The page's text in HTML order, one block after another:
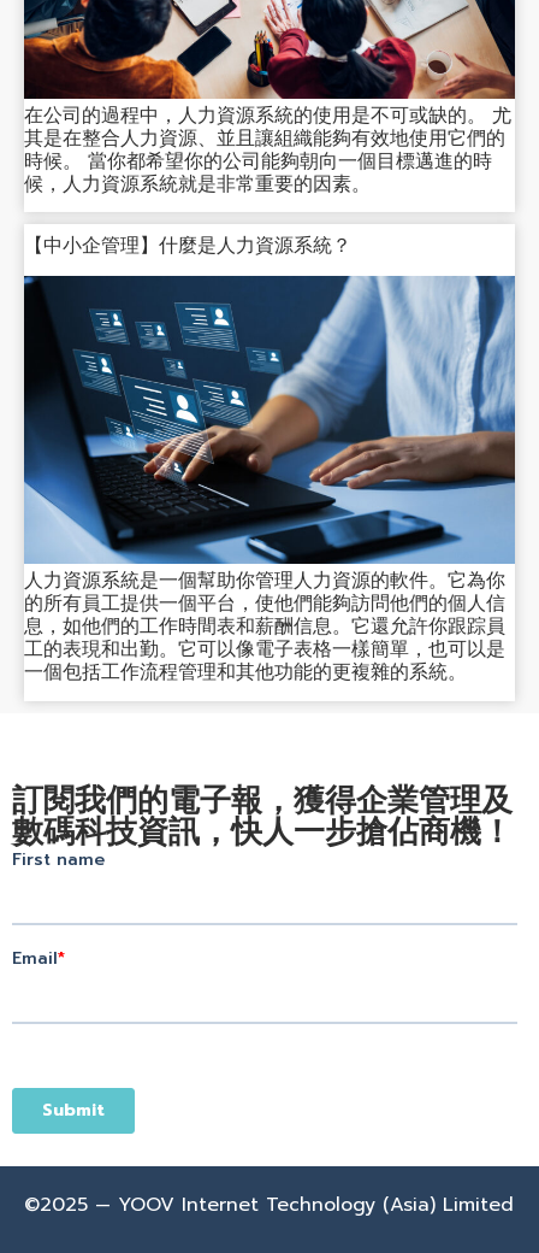
在公司的過程中，人力資源系統的使用是不可或缺的。 尤
其是在整合人力資源、並且讓組織能夠有效地使用它們的
時候。 當你都希望你的公司能夠朝向一個目標邁進的時
候，人力資源系統就是非常重要的因素。
【中小企管理】什麼是人力資源系統？
人力資源系統是一個幫助你管理人力資源的軟件。它為你
的所有員工提供一個平台，使他們能夠訪問他們的個人信
息，如他們的工作時間表和薪酬信息。它還允許你跟踪員
工的表現和出勤。它可以像電子表格一樣簡單，也可以是
一個包括工作流程管理和其他功能的更複雜的系統。
訂閱我們的電子報，獲得企業管理及
數碼科技資訊，快人一步搶佔商機！
©2025 — YOOV Internet Technology (Asia) Limited